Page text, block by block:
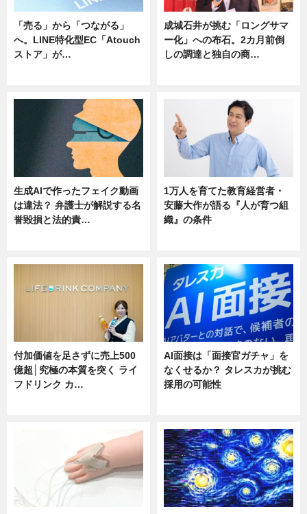
「売る」から「つながる」
へ。LINE特化型EC「Atouch
ストア」が…
成城石井が挑む「ロングサマ
ー化」への布石。2カ月前倒
しの調達と独自の商…
生成AIで作ったフェイク動画
は違法？ 弁護士が解説する名
誉毀損と法的責…
1万人を育てた教育経営者・
安藤大作が語る『人が育つ組
織』の条件
付加価値を足さずに売上500
億超│究極の本質を突く ライ
フドリンク カ…
AI面接は「面接官ガチャ」を
なくせるか？ タレスカが挑む
採用の可能性